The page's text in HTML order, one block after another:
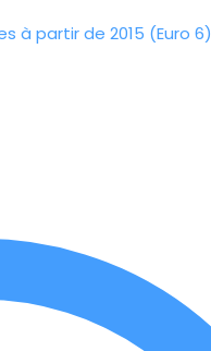
à partir de 2015 (Euro 6)